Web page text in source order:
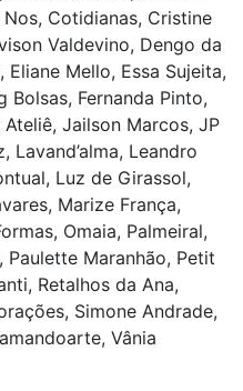
Cotidianas, Cristine
Valdevino, Dengo da
Eliane Mello, Essa Sujeita,
Bolsas, Fernanda Pinto,
Jailson Marcos, JP
Lavand’alma, Leandro
Luz de Girassol,
Marize França,
Omaia, Palmeiral,
Paulette Maranhão, Petit
Retalhos da Ana,
Simone Andrade,
Vânia